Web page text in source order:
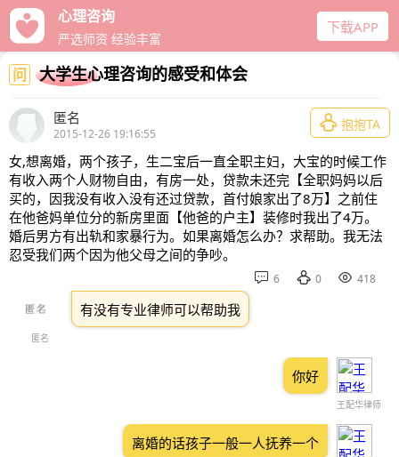
心理咨询
严选师资 经验丰富
下载APP
问 大学生心理咨询的感受和体会
匿名
2015-12-26 19:16:55
 抱抱TA
女,想离婚，两个孩子，生二宝后一直全职主妇，大宝的时候工作
有收入两个人财物自由，有房一处，贷款未还完【全职妈妈以后
买的，因我没有收入没有还过贷款，首付娘家出了8万】之前住
在他爸妈单位分的新房里面【他爸的户主】装修时我出了4万。
婚后男方有出轨和家暴行为。如果离婚怎么办？求帮助。我无法
忍受我们两个因为他父母之间的争吵。
 6  0  418
匿名
有没有专业律师可以帮助我
王配华律师
你好
离婚的话孩子一般一人抚养一个